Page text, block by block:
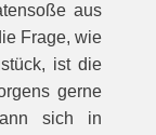
aus
Frage, wie
ist die
gerne
sich in